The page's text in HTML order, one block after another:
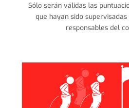
Sólo serán válidas las
que hayan sido
responsables del